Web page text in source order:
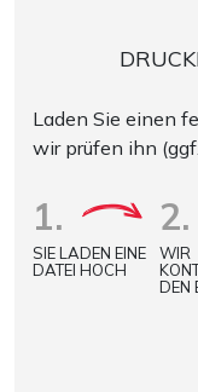
Laden Sie einen
wir prüfen ihn
1.
SIE LADEN EINE
DATEI HOCH
2.
WIR
DEN